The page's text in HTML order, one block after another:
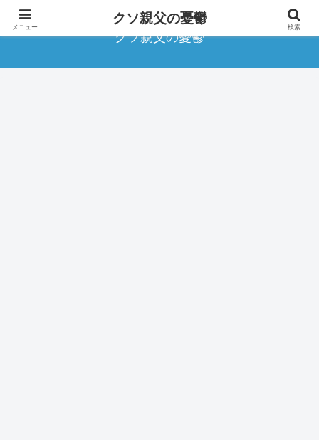
クソ親父の憂鬱
メニュー クソ親父の憂鬱 検索